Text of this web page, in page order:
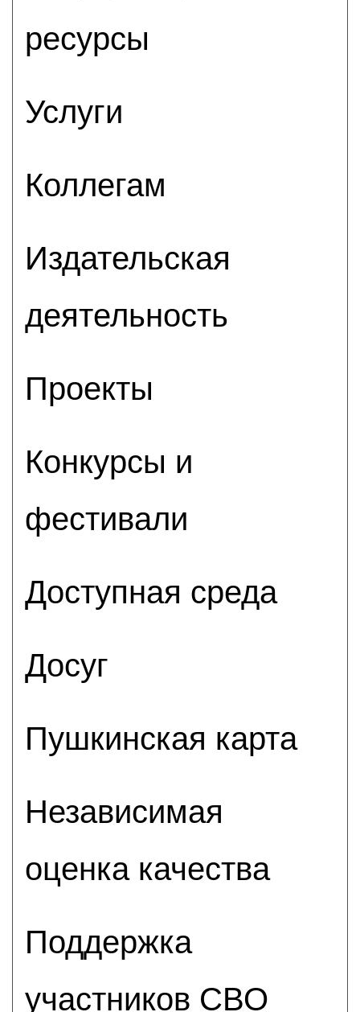
ресурсы
Услуги
Коллегам
Издательская
деятельность
Проекты
Конкурсы и
фестивали
Доступная среда
Досуг
Пушкинская карта
Независимая
оценка качества
Поддержка
участников СВО